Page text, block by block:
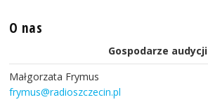
O nas
Gospodarze audycji
Małgorzata Frymus
frymus@radioszczecin.pl